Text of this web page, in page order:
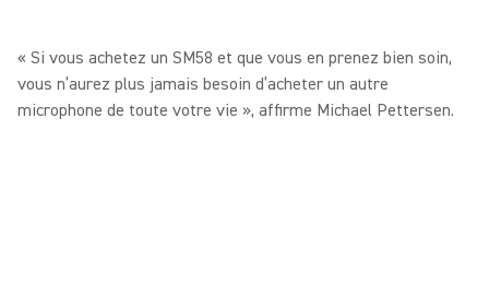
« Si vous achetez un SM58 et que vous en prenez bien soin,
vous n’aurez plus jamais besoin d’acheter un autre
microphone de toute votre vie », affirme Michael Pettersen.